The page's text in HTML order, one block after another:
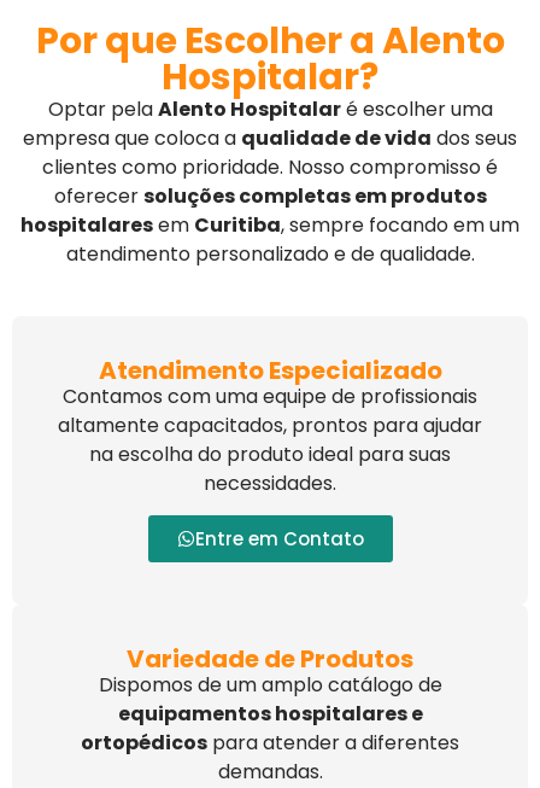
Por que Escolher a Alento
Hospitalar?
Optar pelaAlento Hospitalaré escolher uma
empresa que coloca a qualidade de vida dos seus
clientes como prioridade. Nosso compromisso é
oferecersoluções completas em produtos
hospitalaresem Curitiba, sempre focando em um
atendimento personalizado e de qualidade.
Atendimento Especializado
Contamos com uma equipe de profissionais
altamente capacitados, prontos para ajudar
na escolha do produto ideal para suas
necessidades.
Entre em Contato
Variedade de Produtos
Dispomos de um amplo catálogo de
equipamentos hospitalares e
ortopédicos para atender a diferentes
demandas.